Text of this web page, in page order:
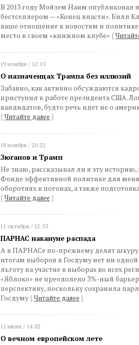
В 2013 году Мойзем Наим
бестселлером — «Конец власти». Билл
ваше отношение к новостям и
место в своем «книжном клубе» {
19 ноября / 12:15
О назначенцах Трампа без иллюзий
Забавно, как активно обсуждаются
приступил к работе президента США.
кандидатов, будто речь идет не о
{ Читайте далее }
18 ноября / 20:22
Зюганов и Трамп
Не знаю, рассказывал ли я эту
Фонде эффективной политике для
оборотнях в погонах, а также
{ Читайте далее }
11 октября / 12:55
ПАРНАС накануне распада
А в ПАРНАСе по-прежнему делят шкуру
итогам выборов в Госдуму нет ни
льготу на участие в выборах во всех
«Яблоко» не преодолело 3%-ный
перспективу, поскольку сохранила
Госдуму { Читайте далее }
11 июля / 14:02
О вечном европейском лете